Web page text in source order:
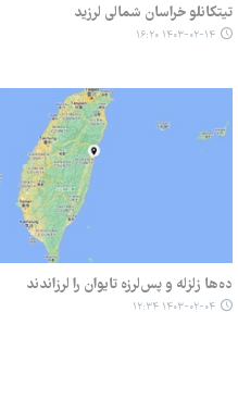
تیتکانلو خراسان شمالی لرزید
۱۴۰۳-۰۲-۱۴ ۱۶:۲۰
ده‌ها زلزله و پس‌لرزه تایوان را لرزاندند
۱۴۰۳-۰۲-۰۴ ۱۲:۳۴